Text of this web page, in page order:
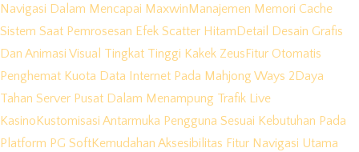
Navigasi Dalam Mencapai Maxwin Manajemen Memori Cache
Sistem Saat Pemrosesan Efek Scatter Hitam Detail Desain Grafis
Dan Animasi Visual Tingkat Tinggi Kakek Zeus Fitur Otomatis
Penghemat Kuota Data Internet Pada Mahjong Ways 2 Daya
Tahan Server Pusat Dalam Menampung Trafik Live
Kasino Kustomisasi Antarmuka Pengguna Sesuai Kebutuhan Pada
Platform PG SoftKemudahan Aksesibilitas Fitur Navigasi Utama